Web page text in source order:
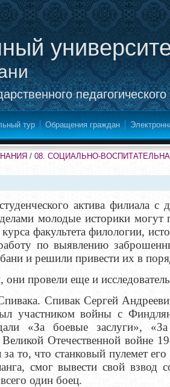
педагогического
тур Обращения граждан
/ 08. СОЦИАЛЬНО-
актива филиала
молодые историки могут
факультета филологии,
по выявлению
и решили привести их в
провели еще и
Спивак Сергей
участником войны с
«За боевые заслуги», «За
Отечественной войне
то, что станковый пулемет
смог вывести свой взвод
один боец.